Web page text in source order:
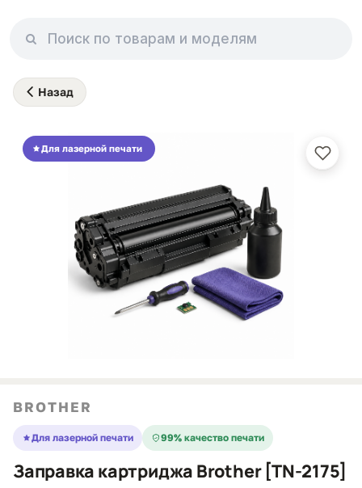
Назад
Для лазерной печати
BROTHER
Для лазерной печати 99% качество печати
Заправка картриджа Brother [TN-2175]